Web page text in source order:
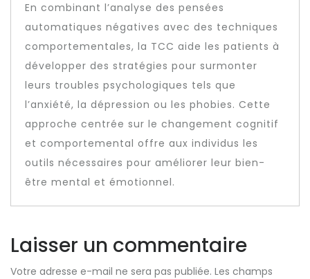
En combinant l’analyse des pensées
automatiques négatives avec des techniques
comportementales, la TCC aide les patients à
développer des stratégies pour surmonter
leurs troubles psychologiques tels que
l’anxiété, la dépression ou les phobies. Cette
approche centrée sur le changement cognitif
et comportemental offre aux individus les
outils nécessaires pour améliorer leur bien-
être mental et émotionnel.
Laisser un commentaire
Votre adresse e-mail ne sera pas publiée. Les champs